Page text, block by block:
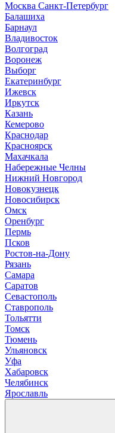
Москва Санкт-Петербург
Балашиха
Барнаул
Владивосток
Волгоград
Воронеж
Выборг
Екатеринбург
Ижевск
Иркутск
Казань
Кемерово
Краснодар
Красноярск
Махачкала
Набережные Челны
Нижний Новгород
Новокузнецк
Новосибирск
Омск
Оренбург
Пермь
Псков
Ростов-на-Дону
Рязань
Самара
Саратов
Севастополь
Ставрополь
Тольятти
Томск
Тюмень
Ульяновск
Уфа
Хабаровск
Челябинск
Ярославль